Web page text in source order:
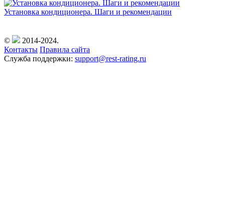
Установка кондиционера. Шаги и рекомендации
©
2014-2024.
Контакты Правила сайта
Служба поддержки: support@rest-rating.ru